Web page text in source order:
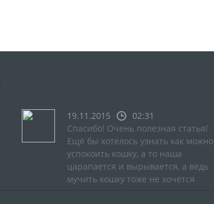
19.11.2015
02:31
Спасибо! Очень полезная статья!
Ещё бы хотелось узнать как можно
успокоить кошку, а то наша
царапается и вырывается, а ведь
мучить кошку тоже не хочется